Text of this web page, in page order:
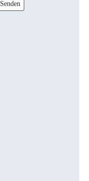
Senden